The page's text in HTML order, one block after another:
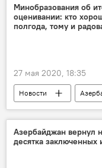
Минобразования об
оценивании: кто
полгода, тому и
27 мая 2020, 18:35
Новости
Министерство
оценивание
Азербайджан вернул
десятка заключенных